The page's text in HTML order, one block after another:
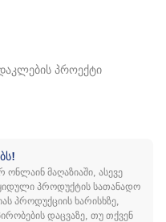
პროექტი
მაღაზიაში, ასევე
პროდუქტის სათანადო
პროდუქციის ხარისხზე,
დაცვაზე, თუ თქვენ